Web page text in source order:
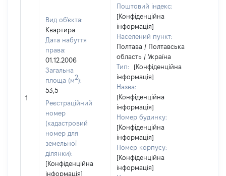
1
Вид об'єкта:
Квартира
Дата набуття
права:
01.12.2006
Загальна
площа (м2):
53,5
Реєстраційний
номер
(кадастровий
номер для
земельної
ділянки):
[Конфіденційна
інформація]
Поштовий індекс:
[Конфіденційна
інформація]
Населений пункт:
Полтава / Полтавська
область / Україна
Тип:
[Конфіденційна
інформація]
Назва:
[Конфіденційна
інформація]
Номер будинку:
[Конфіденційна
інформація]
Номер корпусу:
[Конфіденційна
інформація]